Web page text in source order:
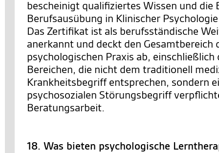
bescheinigt qualifiziertes Wissen und die
Berufsausübung in Klinischer
Das Zertifikat ist als berufsständische
anerkannt und deckt den Gesamtbereich
psychologischen Praxis ab,
Bereichen, die nicht dem traditionell
Krankheitsbegriff entsprechen, sondern
psychosozialen Störungsbegriff
Beratungsarbeit.
18. Was bieten psychologische